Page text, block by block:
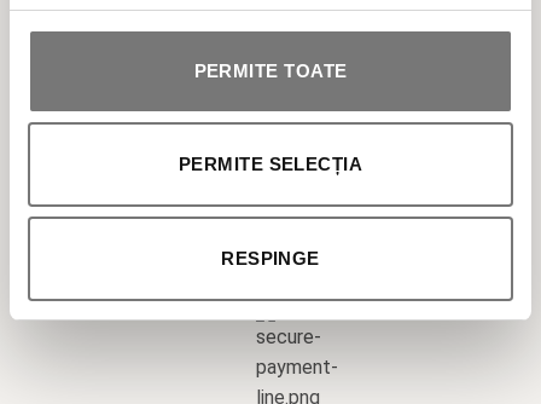
PERMITE TOATE
PERMITE SELECȚIA
RESPINGE
Returnează fără griji produsele în 10 zile
Suport Online